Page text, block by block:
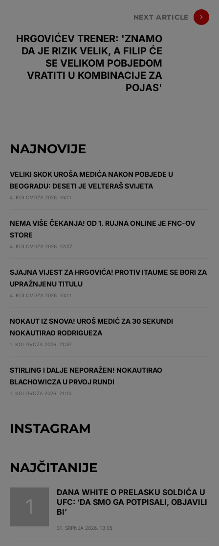
NEXT ARTICLE
HRGOVIĆEV TRENER: 'ZNAMO
DA JE RIZIK VELIK, A FILIP ĆE
SE VELIKOM POBJEDOM
VRATITI U KOMBINACIJE ZA
POJAS'
NAJNOVIJE
VELIKI SKOK UROŠA MEDIĆA NAKON POBJEDE U
BEOGRADU: DESETI JE VELTERAŠ SVIJETA
4. KOLOVOZA 2026. 16:11
NEMA VIŠE ČEKANJA! OD 1. RUJNA ONLINE JE FNC-OV
STORE
4. KOLOVOZA 2026. 12:07
SJAJNA VIJEST ZA HRGOVIĆA! PROTIV ITAUME SE BORI ZA
UPRAŽNJENU TITULU
4. KOLOVOZA 2026. 10:11
NOKAUT IZ SNOVA! UROŠ MEDIĆ ZA 30 SEKUNDI
NOKAUTIRAO RODRIGUEZA
1. KOLOVOZA 2026. 21:37
STIRLING I DALJE NEPORAŽEN! NOKAUTIRAO
BLACHOWICZA U PRVOJ RUNDI
1. KOLOVOZA 2026. 21:10
INSTAGRAM
NAJČITANIJE
DANA WHITE O PRELASKU SOLDIĆA U
UFC: ‘DA SMO GA POTPISALI, OBJAVILI
BI’
31. SRPNJA 2026. 13:05